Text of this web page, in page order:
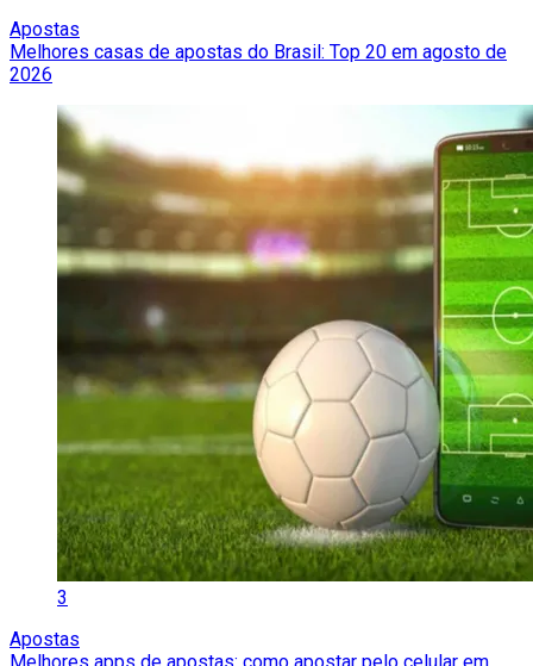
Apostas
Melhores casas de apostas do Brasil: Top 20 em agosto de
2026
3
Apostas
Melhores apps de apostas: como apostar pelo celular em